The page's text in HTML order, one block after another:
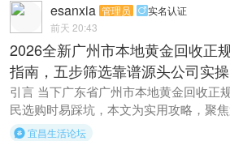
esanxia 管理员 实名认证
前天 20:43
2026全新广州市本地黄金回收正
指南，五步筛选靠谱源头公司实操
引言 当下广东省广州市本地黄金回收正
民选购时易踩坑，本文为实用攻略，聚
宜昌生活论坛